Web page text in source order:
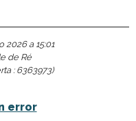
2026 a 15:01
de Ré
: 6363973)
error